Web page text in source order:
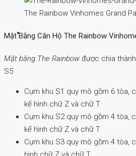
The Rainbow Vinhomes Grand
Mặt Bằng Căn Hộ The Rainbow
Mặt bằng The Rainbow được chia
S5
Cụm khu S1 quy mô gồm 6 tòa,
kế hình chữ Z và chữ T
Cụm khu S2 quy mô gồm 4 tòa,
kế hình chữ Z và chữ T
Cụm khu S3 quy mô gồm 4 tòa,